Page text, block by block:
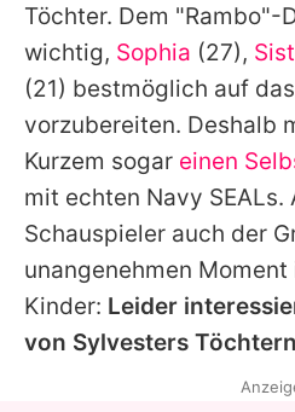
Utiq
Töchter. Dem "Rambo"-
wichtig, Sophia (27),
(21) bestmöglich auf
vorzubereiten. Deshalb
Kurzem sogar einen
mit echten Navy
Schauspieler auch der
unangenehmen
Kinder: Leider
von Sylvesters